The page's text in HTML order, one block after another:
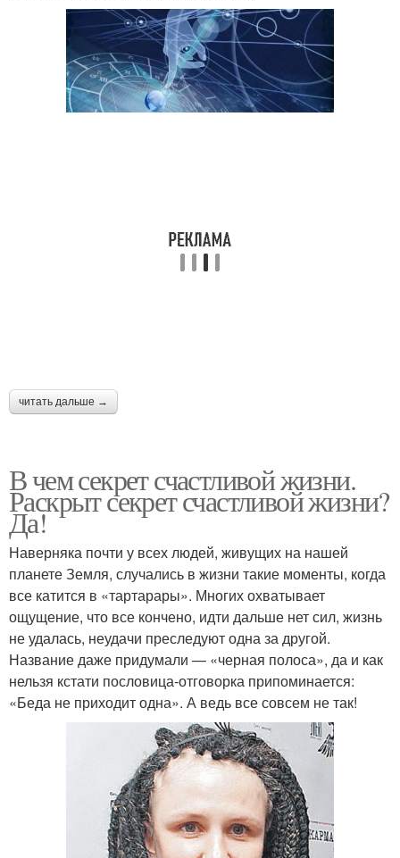
читать дальше →
В чем секрет счастливой жизни.
Раскрыт секрет счастливой жизни?
Да!
Наверняка почти у всех людей, живущих на нашей
планете Земля, случались в жизни такие моменты, когда
все катится в «тартарары». Многих охватывает
ощущение, что все кончено, идти дальше нет сил, жизнь
не удалась, неудачи преследуют одна за другой.
Название даже придумали — «черная полоса», да и как
нельзя кстати пословица-отговорка припоминается:
«Беда не приходит одна». А ведь все совсем не так!